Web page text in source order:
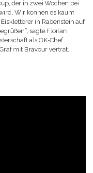
der in zwei Wochen bei
Wir können es kaum
in Rabenstein auf
sagte Florian
als OK-Chef
mit Bravour vertrat.